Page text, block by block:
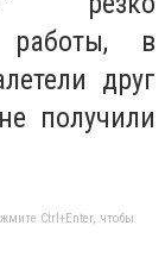
работы, в
друг
получили
Ctrl+Enter, чтобы